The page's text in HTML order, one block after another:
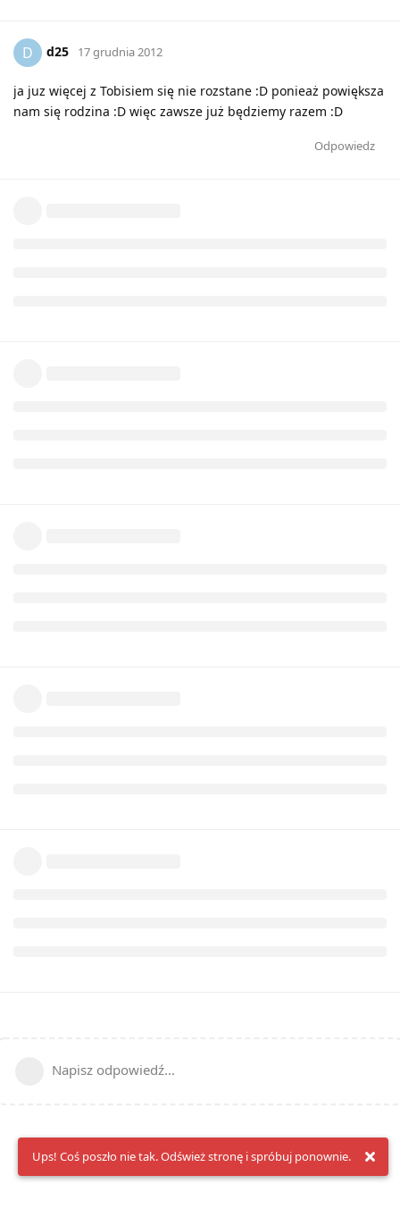
D d25 17 grudnia 2012
ja juz więcej z Tobisiem się nie rozstane :D ponieaż powiększa
nam się rodzina :D więc zawsze już będziemy razem :D
Odpowiedz
Napisz odpowiedź...
Ups! Coś poszło nie tak. Odśwież stronę i spróbuj ponownie.